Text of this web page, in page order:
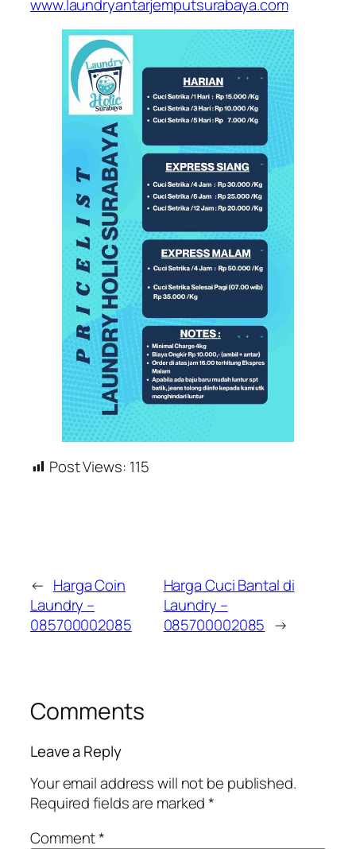
www.laundryantarjemputsurabaya.com
Post Views: 115
← Harga Coin
Laundry –
085700002085
Harga Cuci Bantal di
Laundry –
085700002085 →
Comments
Leave a Reply
Your email address will not be published.
Required fields are marked*
Comment*